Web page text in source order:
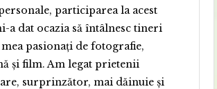
participarea la acest
a dat ocazia să întâlnesc tineri
pasionați de fotografie,
și film. Am legat prietenii
surprinzător, mai dăinuie și